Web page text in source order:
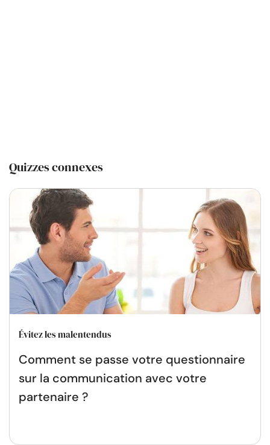
Quizzes connexes
Évitez les malentendus
Comment se passe votre questionnaire
sur la communication avec votre
partenaire ?